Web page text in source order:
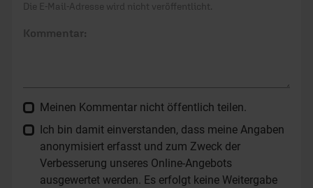
Die E-Mail-Adresse wird nicht veröffentlicht.
Kommentar:
Meinen Kommentar nicht öffentlich teilen.
Ich bin damit einverstanden, dass meine Angaben
anonymisiert erfasst und zum Zweck der
Verbesserung unseres Online-Angebots
ausgewertet werden. Es erfolgt keine Weitergabe